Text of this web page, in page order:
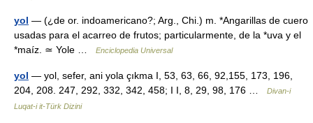
yol — (¿de or. indoamericano?; Arg., Chi.) m. *Angarillas de cuero
usadas para el acarreo de frutos; particularmente, de la *uva y el
*maíz. ≃ Yole …
Enciclopedia Universal
yol — yol, sefer, ani yola çıkma I, 53, 63, 66, 92,155, 173, 196,
204, 208. 247, 292, 332, 342, 458; I I, 8, 29, 98, 176 …
Divan-i
Luqat-i it-Türk Dizini